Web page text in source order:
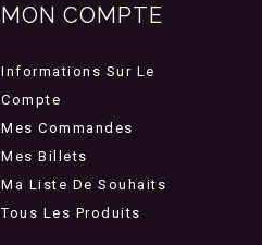
MON COMPTE
Informations Sur Le
Compte
Mes Commandes
Mes Billets
Ma Liste De Souhaits
Tous Les Produits